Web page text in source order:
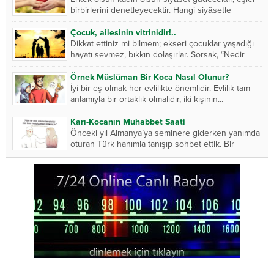
birbirlerini denetleyecektir. Hangi siyâsetle
muamele ederse hanım daha...
Çocuk, ailesinin vitrinidir!..
Dikkat ettiniz mi bilmem; ekseri çocuklar yaşadığı
hayatı sevmez, bıkkın dolaşırlar. Sorsak, “Nedir
derdin?” Çevresini...
Örnek Müslüman Bir Koca Nasıl Olunur?
İyi bir eş olmak her evlilikte önemlidir. Evlilik tam
anlamıyla bir ortaklık olmalıdır, iki kişinin...
Karı-Kocanın Muhabbet Saati
Önceki yıl Almanya’ya seminere giderken yanımda
oturan Türk hanımla tanışıp sohbet ettik. Bir
Almanla evliymiş....